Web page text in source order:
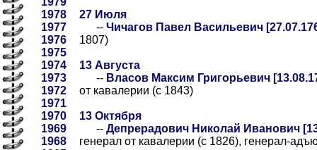
1978
1977
1976
1975
1974
1973
1972
1971
1970
1969
1968
27 Июля
-- Чичагов Павел Васильевич
1807)
13 Августа
-- Власов Максим Григорьевич
от кавалерии (с 1843)
13 Октября
-- Депрерадович Николай Иванович
генерал от кавалерии (с 1826), генерал-